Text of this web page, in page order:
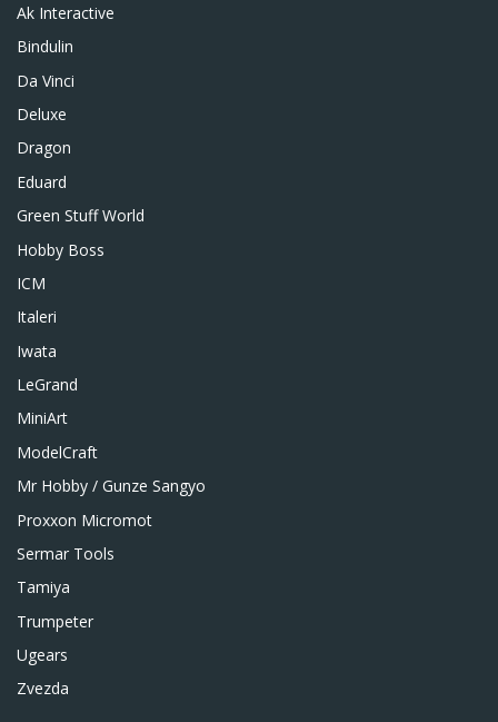
Ak Interactive
Bindulin
Da Vinci
Deluxe
Dragon
Eduard
Green Stuff World
Hobby Boss
ICM
Italeri
Iwata
LeGrand
MiniArt
ModelCraft
Mr Hobby / Gunze Sangyo
Proxxon Micromot
Sermar Tools
Tamiya
Trumpeter
Ugears
Zvezda